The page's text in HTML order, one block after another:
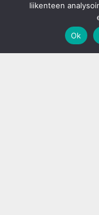
liikenteen
Ok